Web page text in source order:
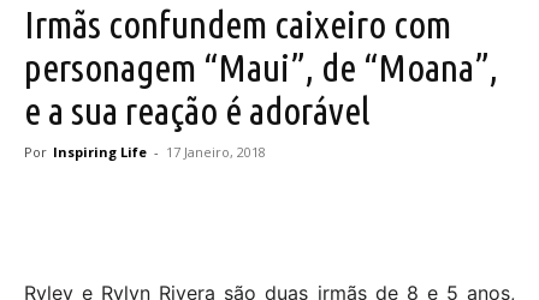
Irmãs confundem caixeiro com
personagem “Maui”, de “Moana”,
e a sua reação é adorável
Por Inspiring Life - 17 Janeiro, 2018
Ryley e Rylyn Rivera são duas irmãs de 8 e 5 anos,